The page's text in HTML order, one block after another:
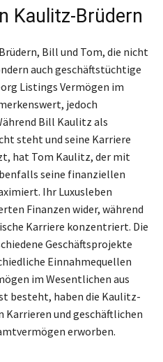
Kaulitz-Brüdern
Bill und Tom, die nicht
auch geschäftstüchtige
Listings Vermögen im
jedoch
Bill Kaulitz als
steht und seine Karriere
hat Tom Kaulitz, der mit
seine finanziellen
Ihr Luxusleben
Finanzen wider, während
Karriere konzentriert. Die
Geschäftsprojekte
Einnahmequellen
im Wesentlichen aus
besteht, haben die Kaulitz-
Karrieren und geschäftlichen
erworben.